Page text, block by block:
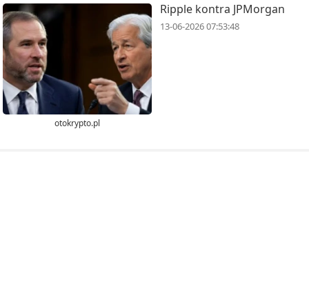
otokrypto.pl
Ripple kontra JPMorgan
13-06-2026 07:53:48